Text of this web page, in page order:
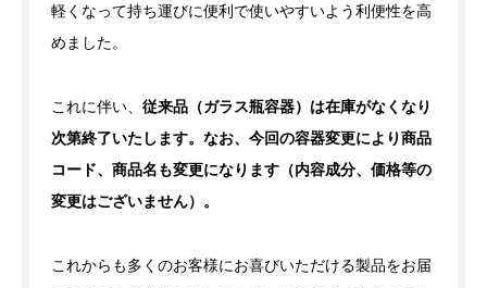
軽くなって持ち運びに便利で使いやすいよう利便性を高
めました。
これに伴い、 従来品（ガラス瓶容器）は在庫がなくなり
次第終了いたします。なお、今回の容器変更により商品
コード、商品名も変更になります（内容成分、価格等の
変更はございません）。
これからも多くのお客様にお喜びいただける製品をお届